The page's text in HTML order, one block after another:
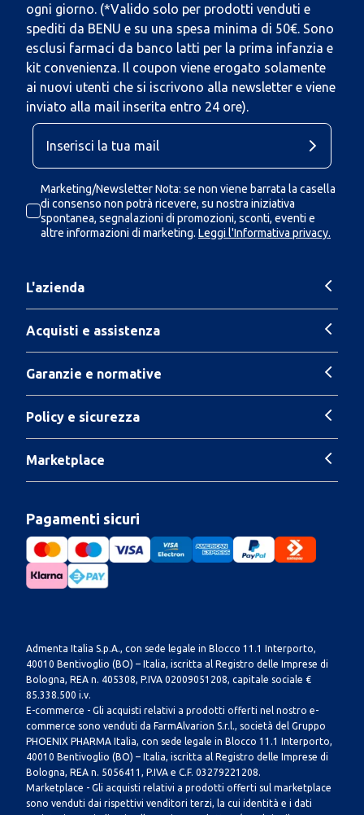
ogni giorno. (*Valido solo per prodotti venduti e
spediti da BENU e su una spesa minima di 50€. Sono
esclusi farmaci da banco latti per la prima infanzia e
kit convenienza. Il coupon viene erogato solamente
ai nuovi utenti che si iscrivono alla newsletter e viene
inviato alla mail inserita entro 24 ore).
Marketing/Newsletter Nota: se non viene barrata la casella
di consenso non potrà ricevere, su nostra iniziativa
spontanea, segnalazioni di promozioni, sconti, eventi e
altre informazioni di marketing. Leggi l'Informativa privacy.
L'azienda
Acquisti e assistenza
Garanzie e normative
Policy e sicurezza
Marketplace
Pagamenti sicuri
Admenta Italia S.p.A., con sede legale in Blocco 11.1 Interporto,
40010 Bentivoglio (BO) – Italia, iscritta al Registro delle Imprese di
Bologna, REA n. 405308, P.IVA 02009051208, capitale sociale €
85.338.500 i.v.
E-commerce - Gli acquisti relativi a prodotti offerti nel nostro e-
commerce sono venduti da FarmAlvarion S.r.l., società del Gruppo
PHOENIX PHARMA Italia, con sede legale in Blocco 11.1 Interporto,
40010 Bentivoglio (BO) – Italia, iscritta al Registro delle Imprese di
Bologna, REA n. 5056411, P.IVA e C.F. 03279221208.
Marketplace - Gli acquisti relativi a prodotti offerti sul marketplace
sono venduti dai rispettivi venditori terzi, la cui identità e i dati